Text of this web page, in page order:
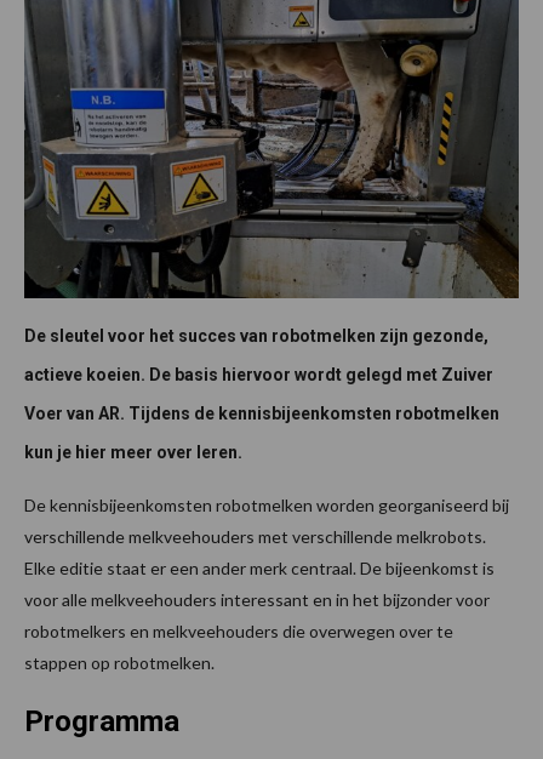
De sleutel voor het succes van robotmelken zijn gezonde,
actieve koeien. De basis hiervoor wordt gelegd met Zuiver
Voer van AR. Tijdens de kennisbijeenkomsten robotmelken
kun je hier meer over leren.
De kennisbijeenkomsten robotmelken worden georganiseerd bij
verschillende melkveehouders met verschillende melkrobots.
Elke editie staat er een ander merk centraal. De bijeenkomst is
voor alle melkveehouders interessant en in het bijzonder voor
robotmelkers en melkveehouders die overwegen over te
stappen op robotmelken.
Programma